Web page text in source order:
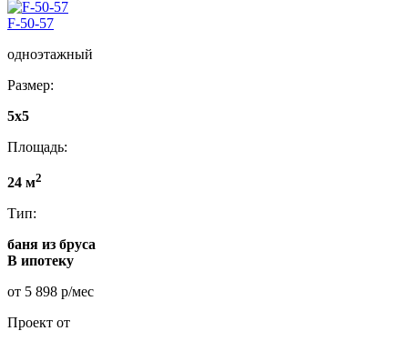
F-50-57
одноэтажный
Размер:
5х5
Площадь:
24 м2
Тип:
баня из бруса
В ипотеку
от 5 898 р/мес
Проект от